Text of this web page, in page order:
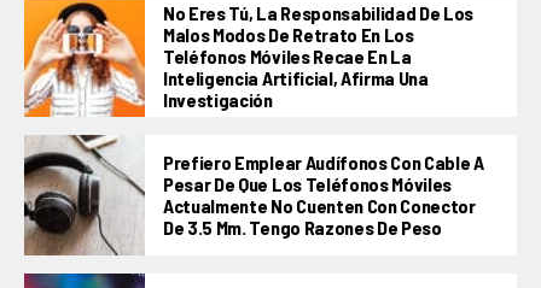
No Eres Tú, La Responsabilidad De Los
Malos Modos De Retrato En Los
Teléfonos Móviles Recae En La
Inteligencia Artificial, Afirma Una
Investigación
Prefiero Emplear Audífonos Con Cable A
Pesar De Que Los Teléfonos Móviles
Actualmente No Cuenten Con Conector
De 3.5 Mm. Tengo Razones De Peso